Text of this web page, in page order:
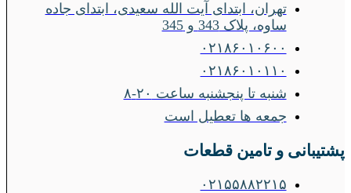
تهران، ابتدای آیت الله سعیدی، ابتدای جاده
ساوه، پلاک 343 و 345
۰۲۱۸۶۰۱۰۶۰۰
۰۲۱۸۶۰۱۰۱۱۰
شنبه تا پنجشنبه ساعت ۲۰-۸
جمعه ها تعطیل است
پشتیبانی و تامین قطعات
۰۲۱۵۵۸۸۲۲۱۵